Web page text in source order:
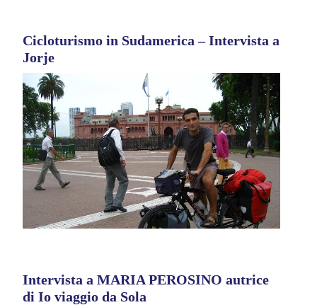
Cicloturismo in Sudamerica – Intervista a
Jorje
Intervista a MARIA PEROSINO autrice
di Io viaggio da Sola